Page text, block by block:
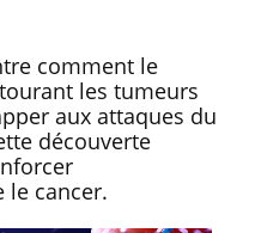
comment le
les tumeurs
aux attaques du
découverte
le cancer.